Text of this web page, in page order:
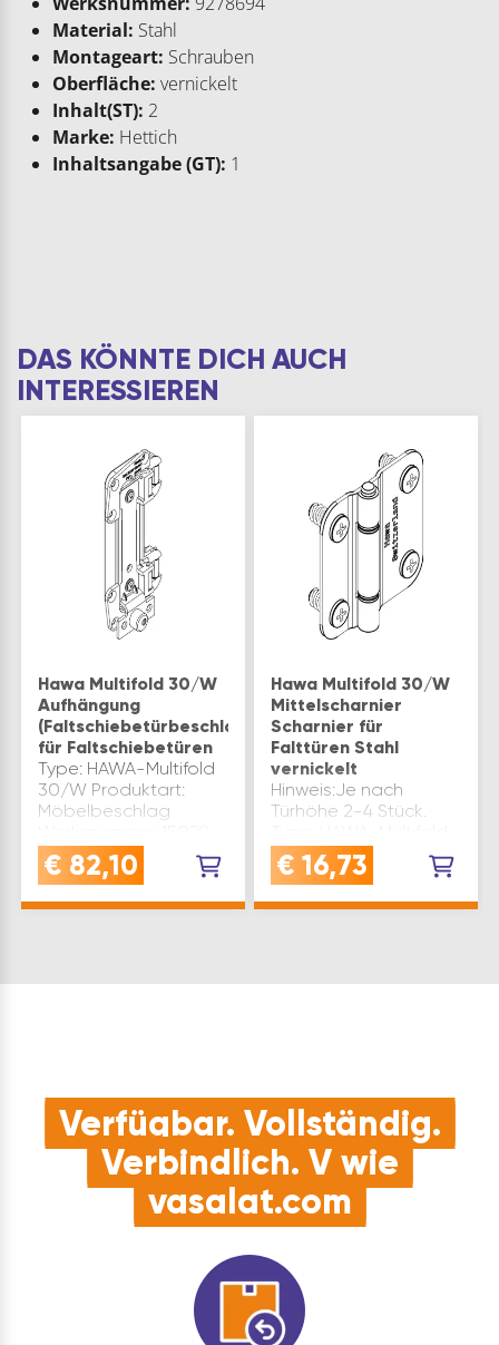
Material: Stahl
Montageart: Schrauben
Oberfläche: vernickelt
Inhalt(ST): 2
Marke: Hettich
Inhaltsangabe (GT): 1
DAS KÖNNTE DICH AUCH
INTERESSIEREN
Hawa Multifold 30/W
Aufhängung
(Faltschiebetürbeschlag)
für Faltschiebetüren
Type: HAWA-Multifold
30/W Produktart:
Möbelbeschlag
Marke: Hawa
Inhaltsangabe (ST): 1
€ 82,10
Hawa Multifold 30/W
Mittelscharnier
Scharnier für
Falttüren Stahl
vernickelt
Hinweis:Je nach
Türhöhe 2-4 Stück.
30/W Material: Stahl
matt vernickelt
€ 16,73
Verfügbar. Vollständig.
Verbindlich. V wie
vasalat.com